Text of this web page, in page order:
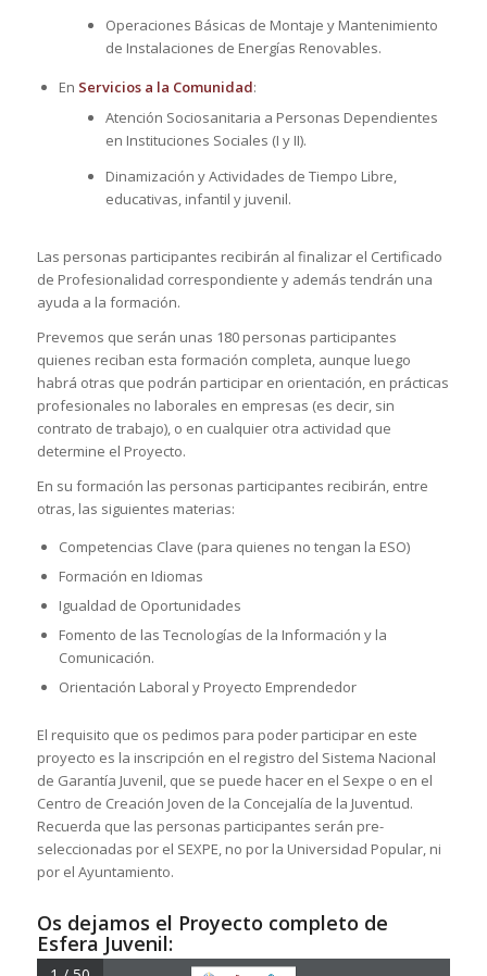
Operaciones Básicas de Montaje y Mantenimiento
de Instalaciones de Energías Renovables.
En Servicios a la Comunidad:
Atención Sociosanitaria a Personas Dependientes
en Instituciones Sociales (I y II).
Dinamización y Actividades de Tiempo Libre,
educativas, infantil y juvenil.
Las personas participantes recibirán al finalizar el Certificado
de Profesionalidad correspondiente y además tendrán una
ayuda a la formación.
Prevemos que serán unas 180 personas participantes
quienes reciban esta formación completa, aunque luego
habrá otras que podrán participar en orientación, en prácticas
profesionales no laborales en empresas (es decir, sin
contrato de trabajo), o en cualquier otra actividad que
determine el Proyecto.
En su formación las personas participantes recibirán, entre
otras, las siguientes materias:
Competencias Clave (para quienes no tengan la ESO)
Formación en Idiomas
Igualdad de Oportunidades
Fomento de las Tecnologías de la Información y la
Comunicación.
Orientación Laboral y Proyecto Emprendedor
El requisito que os pedimos para poder participar en este
proyecto es la inscripción en el registro del Sistema Nacional
de Garantía Juvenil, que se puede hacer en el Sexpe o en el
Centro de Creación Joven de la Concejalía de la Juventud.
Recuerda que las personas participantes serán pre-
seleccionadas por el SEXPE, no por la Universidad Popular, ni
por el Ayuntamiento.
Os dejamos el Proyecto completo de
Esfera Juvenil: